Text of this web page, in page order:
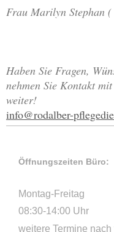
Frau Marilyn Stephan
Haben Sie Fragen,
nehmen Sie Kontakt
weiter!
info@rodalber-
Öffnungszeiten Büro:
Montag-Freitag
08:30-14:00 Uhr
weitere Termine